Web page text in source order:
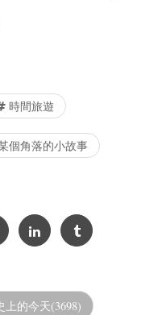
時間旅遊
個角落的小故事
的今天(3698)